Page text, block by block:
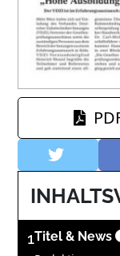
1Titel & News